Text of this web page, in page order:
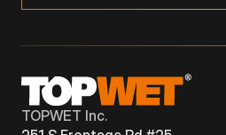
TOPWET Inc.